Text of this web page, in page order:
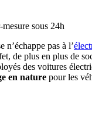
sous 24h
n’échappe pas à l’
de plus en plus de
des voitures
en nature pour les